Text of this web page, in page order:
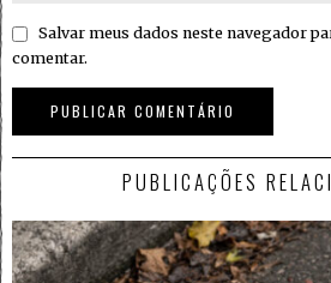
Salvar meus dados neste navegador
comentar.
PUBLICAÇÕES